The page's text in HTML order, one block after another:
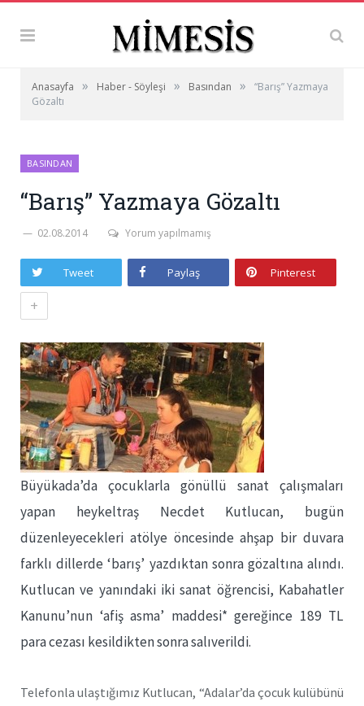
Anasayfa » Haber - Söyleşi » Basından »
“Barış” Yazmaya
Gözaltı
BASINDAN
“Barış” Yazmaya Gözaltı
02.08.2014 Yorum yapılmamış
Tweet Paylaş Pinterest
+
Büyükada’da çocuklarla gönüllü sanat çalışmaları
yapan heykeltraş Necdet Kutlucan, bugün
düzenleyecekleri atölye öncesinde ahşap bir duvara
farklı dillerde ‘barış’ yazdıktan sonra gözaltına alındı.
Kutlucan ve yanındaki iki sanat öğrencisi, Kabahatler
Kanunu’nun ‘afiş asma’ maddesi* gereğince 189 TL
para cezası kesildikten sonra salıverildi.
Telefonla ulaştığımız Kutlucan, “Adalar’da çocuk kulübünü